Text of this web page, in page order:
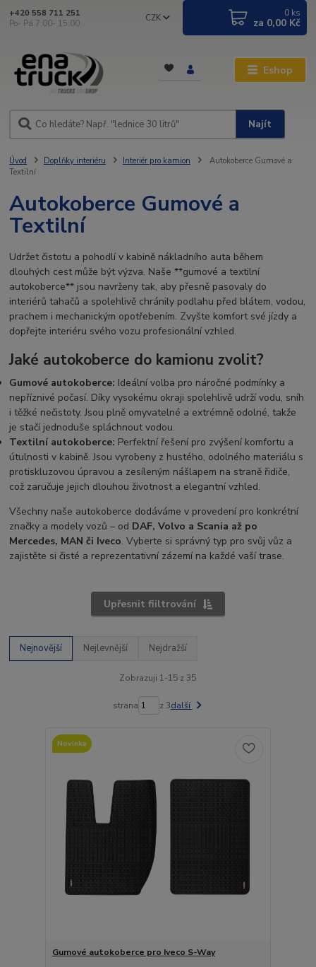
Eshop
CZK
Najít
+420 558 711 251
Po- Pá 7:00- 15:00
0 ks
za 0,00 Kč
Úvod Doplňky interiéru Interiér pro kamion
Autokoberce Gumové a
Textilní
Autokoberce Gumové a
Textilní
Udržet čistotu a pohodlí v kabině nákladního auta během
dlouhých cest může být výzva. Naše **gumové a textilní
autokoberce** jsou navrženy tak, aby přesně pasovaly do
interiérů tahačů a spolehlivě chránily podlahu před blátem, vodou,
prachem i mechanickým opotřebením. Zvyšte komfort své jízdy a
dopřejte interiéru svého vozu profesionální vzhled.
Jaké autokoberce do kamionu zvolit?
Gumové autokoberce: Ideální volba pro náročné podmínky a
nepříznivé počasí. Díky vysokému okraji spolehlivě udrží vodu, sníh
i těžké nečistoty. Jsou plně omyvatelné a extrémně odolné, takže
je stačí jednoduše spláchnout vodou.
Textilní autokoberce: Perfektní řešení pro zvýšení komfortu a
útulnosti v kabině. Jsou vyrobeny z hustého, odolného materiálu s
protiskluzovou úpravou a zesíleným nášlapem na straně řidiče,
což zaručuje jejich dlouhou životnost a elegantní vzhled.
Všechny naše autokoberce dodáváme v provedení pro konkrétní
značky a modely vozů – od DAF, Volvo a Scania až po
Mercedes, MAN či Iveco. Vyberte si správný typ pro svůj vůz a
zajistěte si čisté a reprezentativní zázemí na každé vaší trase.
Upřesnit fiiltrování
Nejnovější Nejlevnější Nejdražší
Zobrazuji 1-15 z 35
strana z 3další
Novinka
Gumové autokoberce pro Iveco S-Way